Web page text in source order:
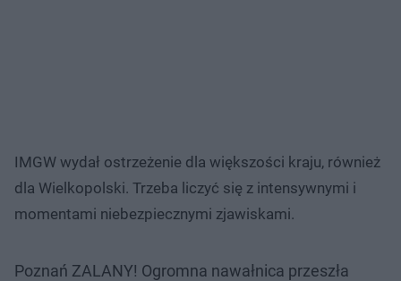
IMGW wydał ostrzeżenie dla większości kraju, również
dla Wielkopolski. Trzeba liczyć się z intensywnymi i
momentami niebezpiecznymi zjawiskami.
Poznań ZALANY! Ogromna nawałnica przeszła